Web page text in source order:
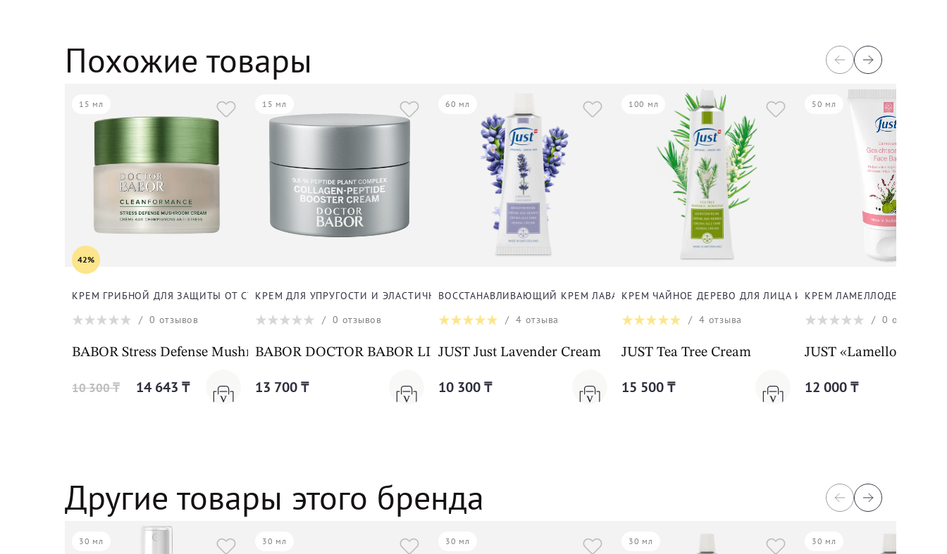
Похожие товары
15 мл
42%
КРЕМ ГРИБНОЙ ДЛЯ ЗАЩИТЫ ОТ СТРЕССА ДЛЯ ЛИЦА
/0 отзывов
BABOR Stress Defense Mushroom Cream Cleanformance
10 300 ₸ 14 643 ₸
15 мл
КРЕМ ДЛЯ УПРУГОСТИ И ЭЛАСТИЧНОСТИ КОЖИ ДЛЯ ЛИЦА
/0 отзывов
BABOR DOCTOR BABOR LIFTING Collagen-Peptide Booster Cream
13 700 ₸
60 мл
ВОССТАНАВЛИВАЮЩИЙ КРЕМ ЛАВАНДА ДЛЯ ЛИЦА И ТЕЛА
/4 отзыва
JUST Just Lavender Cream
10 300 ₸
100 мл
КРЕМ ЧАЙНОЕ ДЕРЕВО ДЛЯ ЛИЦА И ТЕЛА
/4 отзыва
JUST Tea Tree Cream
15 500 ₸
50 мл
КРЕМ ЛАМЕЛЛОДЕРМ ДЛЯ
/0 отзывов
JUST «Lamelloderm
12 000 ₸
Другие товары этого бренда
30 мл 30 мл 30 мл 30 мл 30 мл